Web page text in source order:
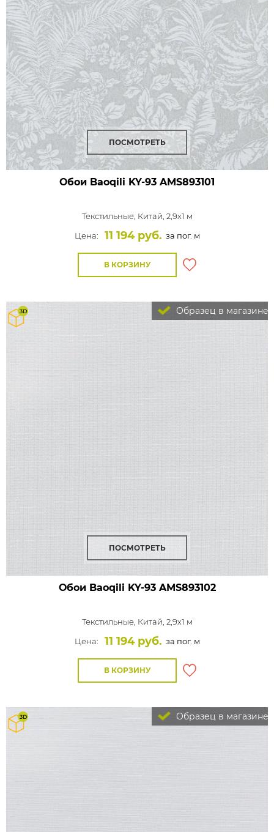
ПОСМОТРЕТЬ
Обои Baoqili KY-93 AMS893101
Текстильные, Китай, 2,9x1 м
Цена:
11 194 руб. за пог. м
В КОРЗИНУ
Образец в магазине
ПОСМОТРЕТЬ
Обои Baoqili KY-93AMS893102
Текстильные, Китай, 2,9x1 м
Цена:
11 194 руб. за пог. м
В КОРЗИНУ
Образец в магазине